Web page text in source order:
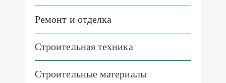
Ремонт и отделка
Строительная техника
Строительные материалы